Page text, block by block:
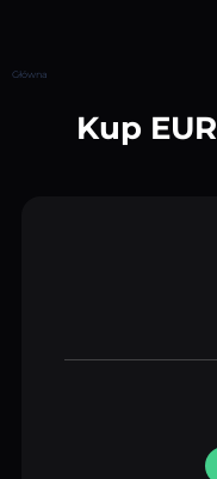
Główna
Kup